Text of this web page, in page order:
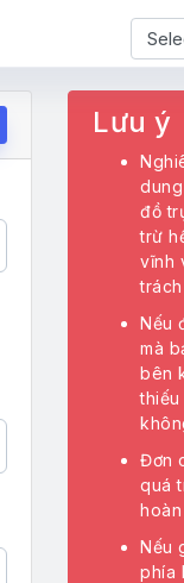
Lưu ý
đồ
trừ
vĩnh
Nếu
mà
bên
Đơn
quá
Nếu
phía